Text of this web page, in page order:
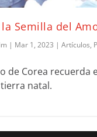
Semilla del
| Mar 1, 2023 |Artículos,
de Corea recuerda
natal.